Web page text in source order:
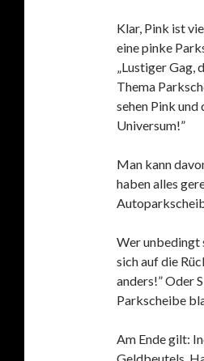
Klar, Pink ist
eine pinke
„Lustiger Gag,
Thema
sehen Pink
Universum!”
Man kann
haben alles
Wer unbedingt
sich auf die
anders!” Oder
Parkscheibe
Am Ende gilt: